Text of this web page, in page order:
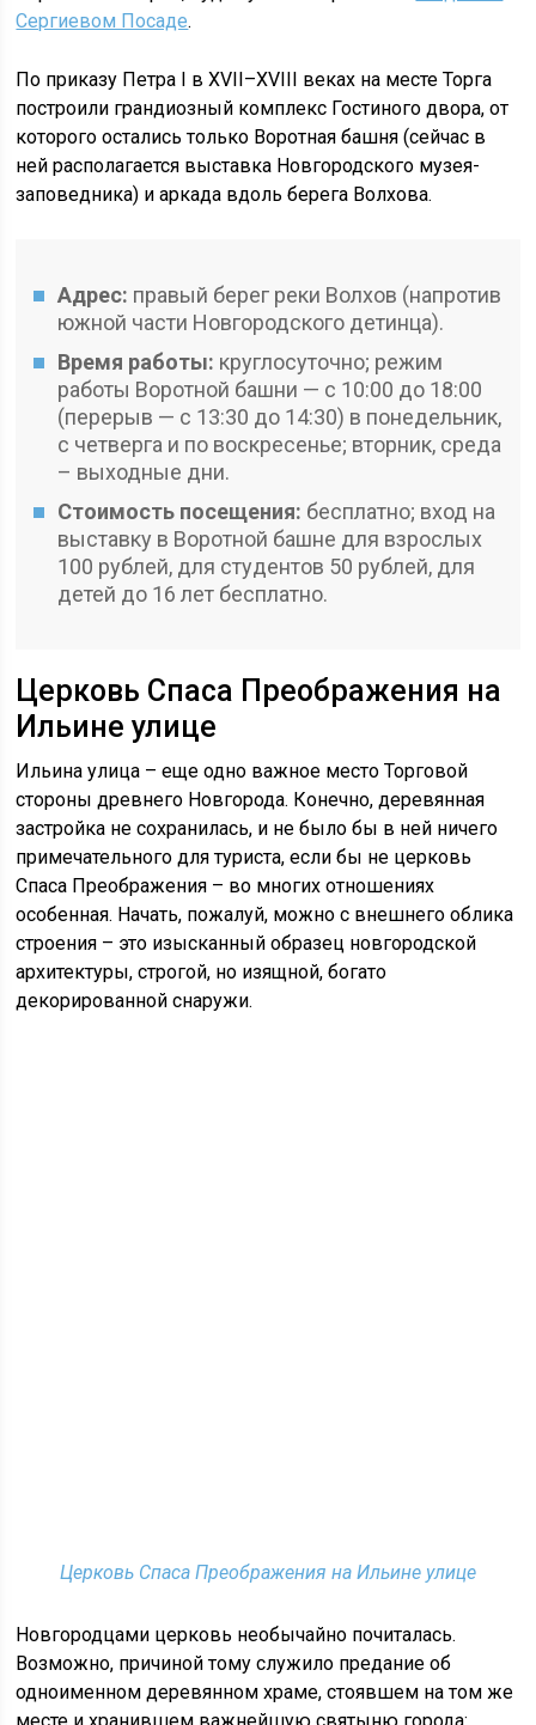
Сергиевом Посаде.
По приказу Петра I в XVII–XVIII веках на месте Торга
построили грандиозный комплекс Гостиного двора, от
которого остались только Воротная башня (сейчас в
ней располагается выставка Новгородского музея-
заповедника) и аркада вдоль берега Волхова.
Адрес: правый берег реки Волхов (напротив
южной части Новгородского детинца).
Время работы: круглосуточно; режим
работы Воротной башни — с 10:00 до 18:00
(перерыв — с 13:30 до 14:30) в понедельник,
с четверга и по воскресенье; вторник, среда
– выходные дни.
Стоимость посещения: бесплатно; вход на
выставку в Воротной башне для взрослых
100 рублей, для студентов 50 рублей, для
детей до 16 лет бесплатно.
Церковь Спаса Преображения на
Ильине улице
Ильина улица – еще одно важное место Торговой
стороны древнего Новгорода. Конечно, деревянная
застройка не сохранилась, и не было бы в ней ничего
примечательного для туриста, если бы не церковь
Спаса Преображения – во многих отношениях
особенная. Начать, пожалуй, можно с внешнего облика
строения – это изысканный образец новгородской
архитектуры, строгой, но изящной, богато
декорированной снаружи.
Церковь Спаса Преображения на Ильине улице
Новгородцами церковь необычайно почиталась.
Возможно, причиной тому служило предание об
одноименном деревянном храме, стоявшем на том же